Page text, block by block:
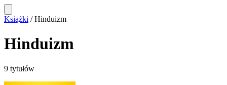
Książki / Hinduizm
Hinduizm
9 tytułów